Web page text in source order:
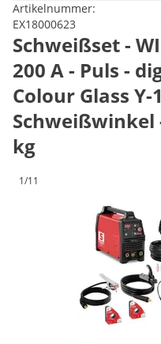
Artikelnummer:
EX18000623
Schweißset -
200 A - Puls -
Colour Glass Y-
Schweißwinkel
kg
1/11